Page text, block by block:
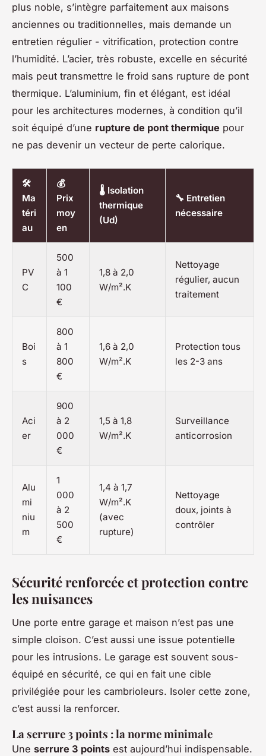
plus noble, s’intègre parfaitement aux maisons
anciennes ou traditionnelles, mais demande un
entretien régulier - vitrification, protection contre
l’humidité. L’acier, très robuste, excelle en sécurité
mais peut transmettre le froid sans rupture de pont
thermique. L’aluminium, fin et élégant, est idéal
pour les architectures modernes, à condition qu’il
soit équipé d’une rupture de pont thermique pour
ne pas devenir un vecteur de perte calorique.
🛠️
Ma
téri
au
💰
Prix
moy
en
🌡️ Isolation
thermique
(Ud)
🔧 Entretien
nécessaire
PV
C
500
à 1
100
€
1,8 à 2,0
W/m².K
Nettoyage
régulier, aucun
traitement
Boi
s
800
à 1
800
€
1,6 à 2,0
W/m².K
Protection tous
les 2-3 ans
Aci
er
900
à 2
000
€
1,5 à 1,8
W/m².K
Surveillance
anticorrosion
Alu
mi
niu
m
1
000
à 2
500
€
1,4 à 1,7
W/m².K
(avec
rupture)
Nettoyage
doux, joints à
contrôler
Sécurité renforcée et protection contre
les nuisances
Une porte entre garage et maison n’est pas une
simple cloison. C’est aussi une issue potentielle
pour les intrusions. Le garage est souvent sous-
équipé en sécurité, ce qui en fait une cible
privilégiée pour les cambrioleurs. Isoler cette zone,
c’est aussi la renforcer.
La serrure 3 points : la norme minimale
Une serrure 3 points est aujourd’hui indispensable.